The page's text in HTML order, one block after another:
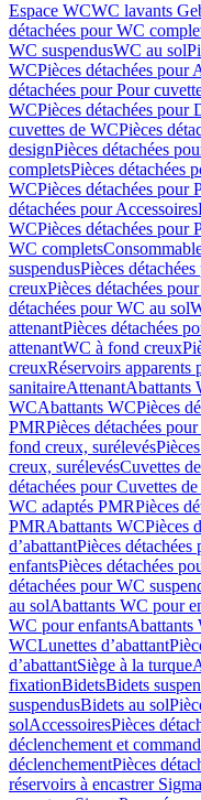
Espace WCWC lavants
détachées pour WC
WC suspendusWC au sol
WCPièces détachées pour
détachées pour Pour
WCPièces détachées pour
cuvettes de WCPièces
designPièces détachées
completsPièces détachées
WCPièces détachées pour
détachées pour Accessoires
WCPièces détachées pour
WC complets
suspendusPièces
creuxPièces détachées
détachées pour WC au sol
attenantPièces détachées
attenantWC à fond creux
creuxRéservoirs apparents
sanitaireAttenantAbattants
WCAbattants WCPièces
PMRPièces détachées
fond creux, surélevés
creux, surélevésCuvettes
détachées pour Cuvettes
WC adaptés PMRPièces
PMRAbattants WCPièces
d’abattantPièces détachées
enfantsPièces détachées
détachées pour WC
au solAbattants WC pour
WC pour enfantsAbattants
WCLunettes d’abattant
d’abattantSiège à la turque
fixationBidetsBidets
suspendusBidets au sol
solAccessoiresPièces
déclenchement et
déclenchementPièces
réservoirs à encastrer Sigma